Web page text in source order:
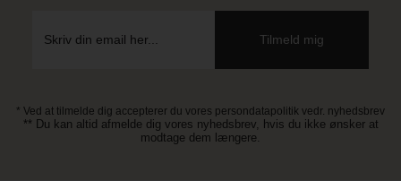
* Ved at tilmelde dig accepterer du vores persondatapolitik vedr. nyhedsbrev
** Du kan altid afmelde dig vores nyhedsbrev, hvis du ikke ønsker at
modtage dem længere.